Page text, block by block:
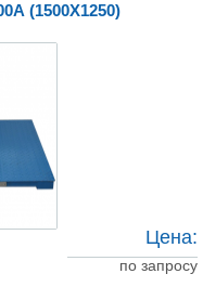
(1500X1250)
Цена:
по запросу